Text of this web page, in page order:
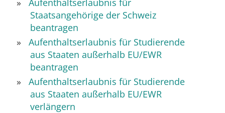
Aufenthaltserlaubnis für
Staatsangehörige der Schweiz
beantragen
Aufenthaltserlaubnis für Studierende
aus Staaten außerhalb EU/EWR
beantragen
Aufenthaltserlaubnis für Studierende
aus Staaten außerhalb EU/EWR
verlängern